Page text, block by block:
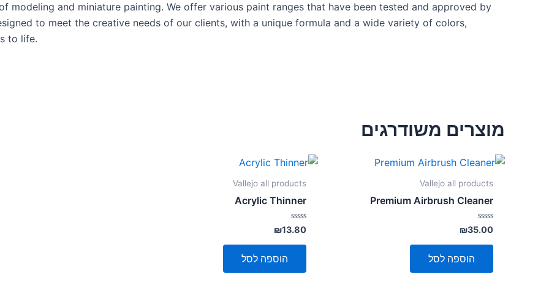
modeling and miniature painting. We offer various paint ranges that have been tested and approved by
to meet the creative needs of our clients, with a unique formula and a wide variety of colors,
to life.
מוצרים משודרגים
Vallejo all products
Premium Airbrush Cleaner
דורג
0
מתוך
₪35.00
הוספה לסל
Vallejo all products
Acrylic Thinner
דורג
0
מתוך
₪13.80
הוספה לסל